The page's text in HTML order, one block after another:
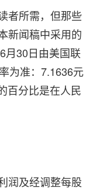
者所需，但那些
新闻稿中采用的
月30日由美国联
为准：7.1636元
百分比是在人民
润及经调整每股